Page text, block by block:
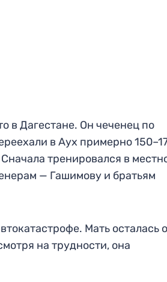
в Дагестане. Он чеченец по
в Аух примерно
тренировался в
— Гашимову и братьям
Мать осталась
на трудности, она